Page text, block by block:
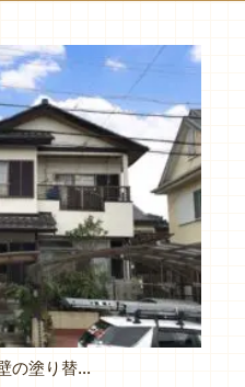
多治見市で和風のお家の外壁の塗り替え塗装工事です